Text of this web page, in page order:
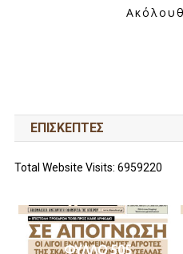
ΕΠΙΣΚΕΠΤΕΣ
Total Website Visits: 6959220
ΦΥΛΛΟ 505